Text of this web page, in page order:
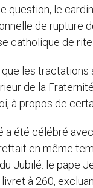
question, le
de rupture
catholique de rite
les
de la
à propos de
été célébré
en même
Jubilé: le pape
à 260,